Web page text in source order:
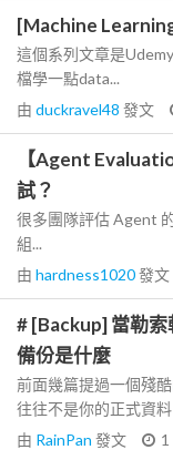
[Machine
這個系列文章是
檔學一點data...
由 duckravel48 發文
【Agent
試？
很多團隊評估 Agent
組...
由 hardness1020發文
# [Backup] 當勒
備份是什麼
前面幾篇提過一個殘
往往不是你的正式資料
由 RainPan 發文